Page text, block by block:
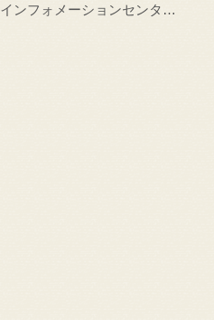
インフォメーションセンタ…